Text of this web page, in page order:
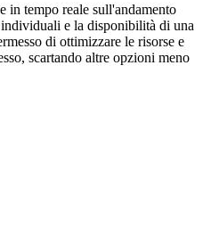
in tempo reale sull'andamento
e la disponibilità di una
di ottimizzare le risorse e
scartando altre opzioni meno